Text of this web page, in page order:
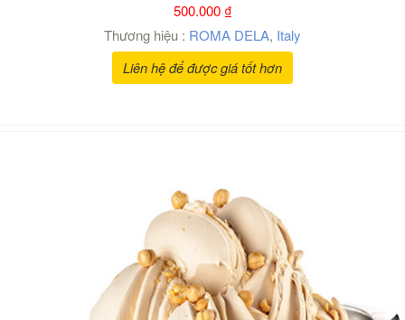
500.000₫
Thương hiệu : ROMA DELA, Italy
Liên hệ để được giá tốt hơn